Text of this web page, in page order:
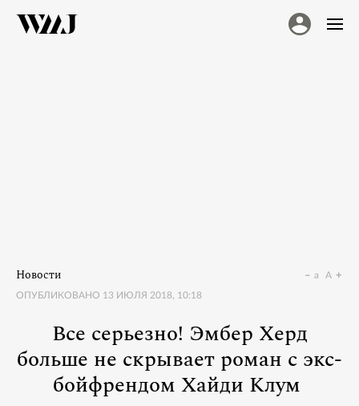
Новости
ОПУБЛИКОВАНО 13 ИЮЛЯ 2018, 10:18
a A
Все серьезно! Эмбер Херд
больше не скрывает роман с экс-
бойфрендом Хайди Клум